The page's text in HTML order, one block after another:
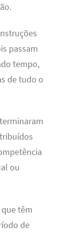
passam
tempo,
de tudo o
ou
têm
de